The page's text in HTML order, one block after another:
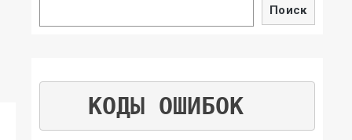
Поиск
КОДЫ ОШИБОК